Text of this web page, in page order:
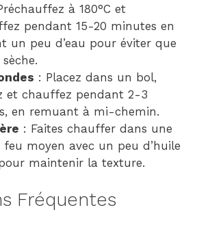
à 180°C et
pendant 15-20 minutes en
un peu d’eau pour éviter que
: Placez dans un bol,
et chauffez pendant 2-3
en remuant à mi-chemin.
: Faites chauffer dans une
feu moyen avec un peu d’huile
maintenir la texture.
Fréquentes